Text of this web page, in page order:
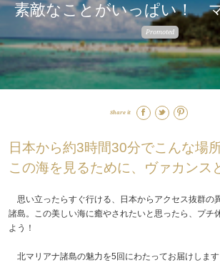
素敵なことがいっぱい！
Share it
日本から約3時間30分でこんな場
この海を見るために、ヴァカンス
思い立ったらすぐ行ける、日本からアクセス抜群の
諸島。この美しい海に癒やされたいと思ったら、プチ
よう！
北マリアナ諸島の魅力を5回にわたってお届けします